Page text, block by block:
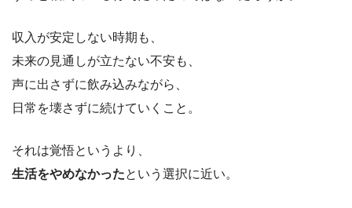
収入が安定しない時期も、
未来の見通しが立たない不安も、
声に出さずに飲み込みながら、
日常を壊さずに続けていくこと。
それは覚悟というより、
生活をやめなかったという選択に近い。